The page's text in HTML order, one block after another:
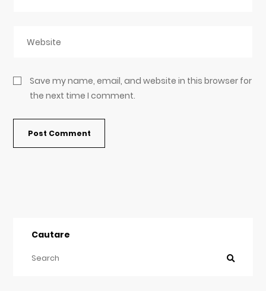
Save my name, email, and website in this browser for
the next time I comment.
Cautare